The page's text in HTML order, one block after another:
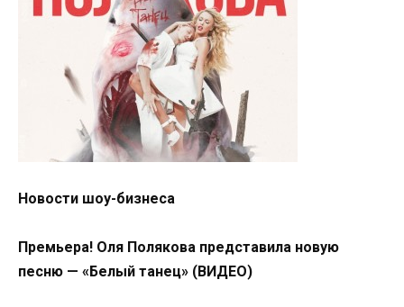
Новости шоу-бизнеса
Премьера! Оля Полякова представила новую
песню — «Белый танец» (ВИДЕО)